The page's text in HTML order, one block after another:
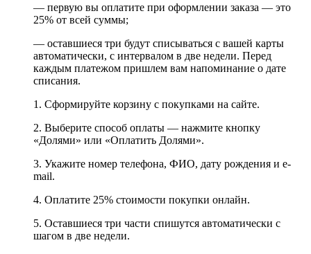
— первую вы оплатите при оформлении заказа — это
25% от всей суммы;
— оставшиеся три будут списываться с вашей карты
автоматически, с интервалом в две недели. Перед
каждым платежом пришлем вам напоминание о дате
списания.
1. Сформируйте корзину с покупками на сайте.
2. Выберите способ оплаты — нажмите кнопку
«Долями» или «Оплатить Долями».
3. Укажите номер телефона, ФИО, дату рождения и e-
mail.
4. Оплатите 25% стоимости покупки онлайн.
5. Оставшиеся три части спишутся автоматически с
шагом в две недели.